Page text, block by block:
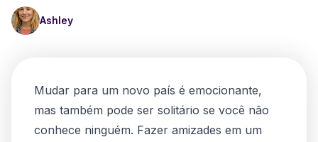
Ashley
Mudar para um novo país é emocionante,
mas também pode ser solitário se você não
conhece ninguém. Fazer amizades em um